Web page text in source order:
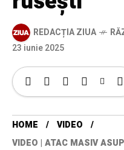
REDACȚIA ZIUA
23 iunie 2025
HOME
VIDEO
VIDEO | ATAC MASIV